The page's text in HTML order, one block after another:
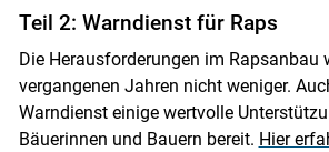
Teil 2: Warndienst für Raps
Die Herausforderungen im Rapsanbau
vergangenen Jahren nicht weniger.
Warndienst einige wertvolle
Bäuerinnen und Bauern bereit. Hier